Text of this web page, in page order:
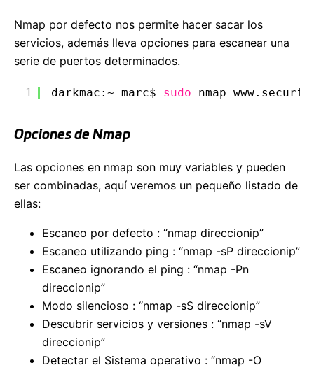
Nmap por defecto nos permite hacer sacar los
servicios, además lleva opciones para escanear una
serie de puertos determinados.
1 darkmac:~ marc$ sudo nmap
Opciones de Nmap
Las opciones en nmap son muy variables y pueden
ser combinadas, aquí veremos un pequeño listado de
ellas:
Escaneo por defecto : “nmap direccionip”
Escaneo utilizando ping : “nmap -sP direccionip”
Escaneo ignorando el ping : “nmap -Pn
direccionip”
Modo silencioso : “nmap -sS direccionip”
Descubrir servicios y versiones : “nmap -sV
direccionip”
Detectar el Sistema operativo : “nmap -O